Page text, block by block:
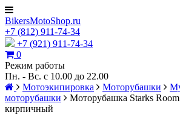
BikersMotoShop.ru
+7 (812) 911-74-34
+7 (921) 911-74-34
0
Режим работы
Пн. - Вс. с 10.00 до 22.00
Мотоэкипировка
Моторубашки
моторубашки
Моторубашка Starks
кирпичный